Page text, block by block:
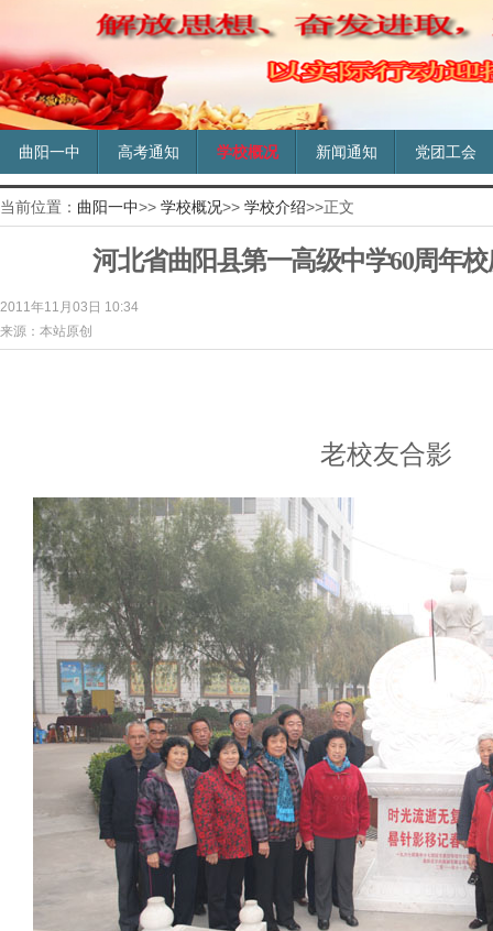
曲阳一中 高考通知 学校概况 新闻通知 党团工会
当前位置： 曲阳一中>> 学校概况>> 学校介绍>>正文
河北省曲阳县第一高级中学60周年
2011年11月03日 10:34
来源：本站原创
老校友合影